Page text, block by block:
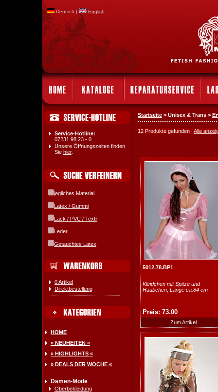
Deutsch | English
Service-Hotline:
07231 98 23 - 0
Unsere Öffnungszeiten finden
Sie hier.
jegliches Material
Latex / Gummi
Lack / PVC / Textil
Leder
Getauchtes Latex
0 Artikel
Direktbestellung
HOME
» NEUHEITEN «
» HIGHLIGHTS «
» DEALS DER WOCHE «
Damen-Mode
Oberbekleidung
Startseite > Unisex & Trans >
12 Produkte gefunden | Alle
5012.78.BP1
Kleidchen mit Spitze und
Häubchen, Länge ca.84 cm
Preis: 73.00
Zum Artikel